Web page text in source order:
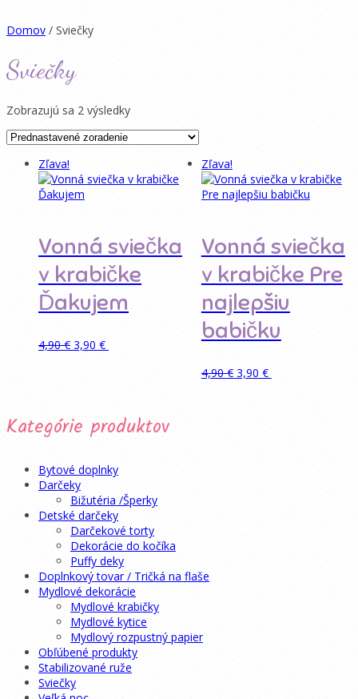
Domov / Sviečky
Sviečky
Zobrazujú sa 2 výsledky
Zľava!
Vonná sviečka
v krabičke
Ďakujem
4,90€ Pôvodná
3,90 €Aktuálna
Zľava!
Vonná sviečka
v krabičke Pre
najlepšiu
babičku
4,90€ Pôvodná
3,90 €Aktuálna
Kategórie produktov
Bytové doplnky
Darčeky
Bižutéria /Šperky
Detské darčeky
Darčekové torty
Dekorácie do kočíka
Puffy deky
Doplnkový tovar / Tričká na flaše
Mydlové dekorácie
Mydlové krabičky
Mydlové kytice
Mydlový rozpustný papier
Obľúbené produkty
Stabilizované ruže
Sviečky